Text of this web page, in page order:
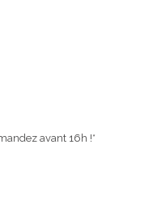
avant 16h !*